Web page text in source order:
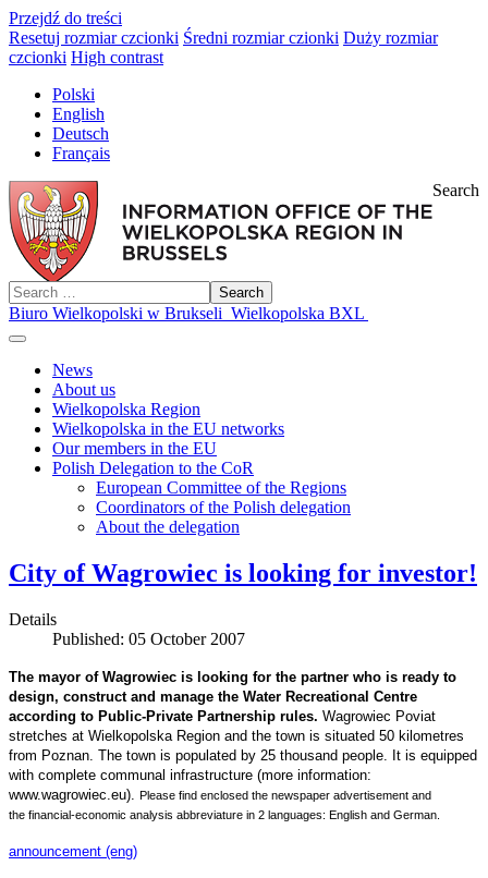
Przejdź do treści
Resetuj rozmiar czcionki Średni rozmiar czionki Duży rozmiar
czcionki High contrast
Polski
English
Deutsch
Français
Search
Search
Biuro Wielkopolski w Brukseli Wielkopolska BXL
News
About us
Wielkopolska Region
Wielkopolska in the EU networks
Our members in the EU
Polish Delegation to the CoR
European Committee of the Regions
Coordinators of the Polish delegation
About the delegation
City of Wagrowiec is looking for investor!
Details
Published: 05 October 2007
The mayor of Wagrowiec is looking for the partner who is ready to
design, construct and manage the Water Recreational Centre
according to Public-Private Partnership rules. Wagrowiec Poviat
stretches at Wielkopolska Region and the town is situated 50 kilometres
from Poznan . The town is populated by 25 thousand people. It is equipped
with complete communal infrastructure (more information:
www.wagrowiec.eu).
Please find enclosed the newspaper advertisement and
the financial-economic analysis abbreviature in 2 languages: English and German.
announcement (eng)